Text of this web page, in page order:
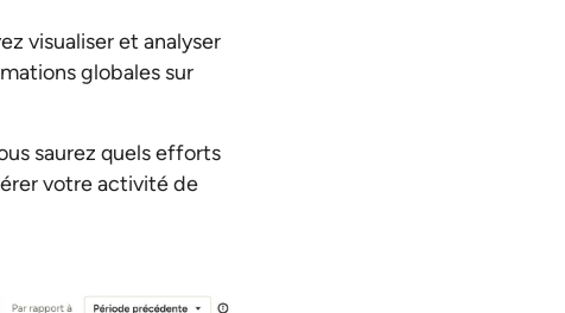
visualiser et analyser
globales sur
saurez quels efforts
votre activité de